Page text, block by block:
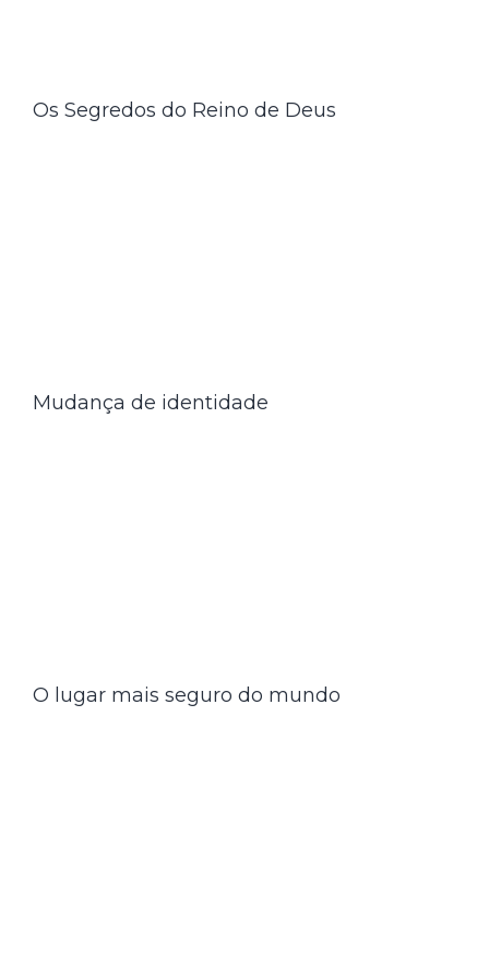
Os Segredos do Reino de Deus
Mudança de identidade
O lugar mais seguro do mundo